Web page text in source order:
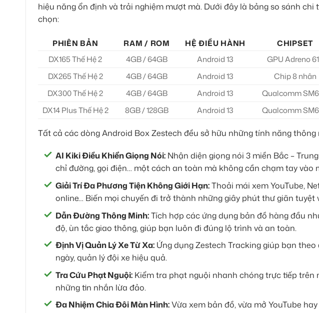
hiệu năng ổn định và trải nghiệm mượt mà. Dưới đây là bảng so sánh
chọn:
PHIÊN BẢN RAM / ROM HỆ ĐIỀU HÀNH CHIPSET
DX165 Thế Hệ 2
4GB / 64GB Android 13 GPU Adreno
DX265 Thế Hệ 2
4GB / 64GB Android 13 Chip 8 nhân
DX300 Thế Hệ 2
4GB / 64GB Android 13 Qualcomm
DX14 Plus Thế Hệ 2
8GB / 128GB Android 13 Qualcomm
Tất cả các dòng Android Box Zestech đều sở hữu những tính năng
AI Kiki Điều Khiển Giọng Nói: Nhận diện giọng nói 3 miền Bắc –
chỉ đường, gọi điện… một cách an toàn mà không cần chạm tay vào
Giải Trí Đa Phương Tiện Không Giới Hạn:Thoải mái xem YouTube,
online… Biến mọi chuyến đi trở thành những giây phút thư giãn tuyệt
Dẫn Đường Thông Minh:Tích hợp các ứng dụng bản đồ hàng đầu
độ, ùn tắc giao thông, giúp bạn luôn đi đúng lộ trình và an toàn.
Định Vị Quản Lý Xe Từ Xa: Ứng dụng Zestech Tracking giúp bạn
ngày, quản lý đội xe hiệu quả.
Tra Cứu Phạt Nguội: Kiểm tra phạt nguội nhanh chóng trực tiếp trên
những tin nhắn lừa đảo.
Đa Nhiệm Chia Đôi Màn Hình:Vừa xem bản đồ, vừa mở YouTube